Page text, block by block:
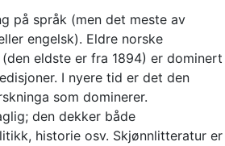
på språk (men det meste av
engelsk). Eldre norske
eldste er fra 1894) er dominert
I nyere tid er det den
som dominerer.
den dekker både
historie osv. Skjønnlitteratur er